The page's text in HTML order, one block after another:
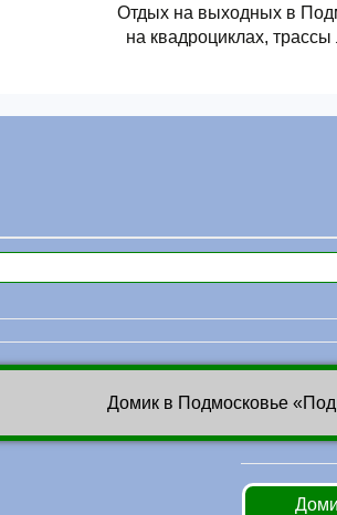
Отдых на выходных в
на квадроциклах,
Домик в Подмосковье